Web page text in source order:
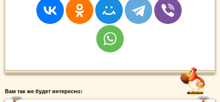
Вам так же будет интересно: